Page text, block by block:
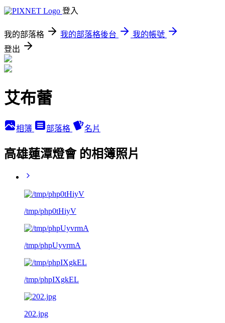
登入
我的部落格 我的部落格後台
我的帳號
登出
艾布蕾
相簿 部落格 名片
高雄蓮潭燈會 的相簿照片
/tmp/php0tHiyV
/tmp/phpUyvrmA
/tmp/phpIXgkEL
202.jpg